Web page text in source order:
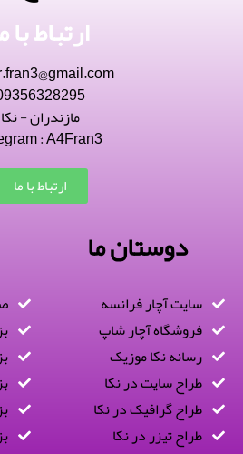
ارتباط با
مازندران - نکا
: A4Fran3
ارتباط با ما
دوستان ما
سایت آچار فرانسه
فروشگاه آچار شاپ
رسانه نکا موزیک
طراح سایت در نکا
طراح گرافیک در نکا
طراح تیزر در نکا